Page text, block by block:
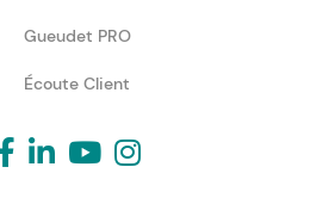
Gueudet PRO
Écoute Client